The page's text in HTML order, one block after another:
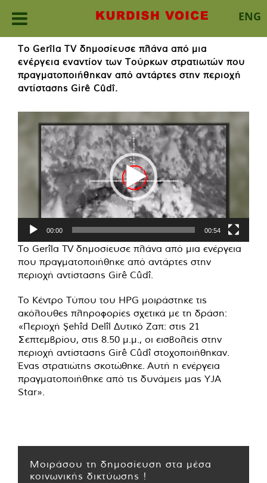
ENG
Skip
content
Το Gerîla TV δημοσίευσε πλάνα από μια
ενέργεια εναντίον των Τούρκων στρατιωτών που
πραγματοποιήθηκαν από αντάρτες στην περιοχή
αντίστασης Girê Cûdî.
Αναπαραγωγής
Βίντεο
00:00 00:54
Το Gerîla TV δημοσίευσε πλάνα από μια ενέργεια
που πραγματοποιήθηκε από αντάρτες στην
περιοχή αντίστασης Girê Cûdî.
Το Κέντρο Τύπου του HPG μοιράστηκε τις
ακόλουθες πληροφορίες σχετικά με τη δράση:
«Περιοχή Şehîd Delîl Δυτικό Ζαπ: στις 21
Σεπτεμβρίου, στις 8.50 μ.μ., οι εισβολείς στην
περιοχή αντίστασης Girê Cûdî στοχοποιήθηκαν.
Ένας στρατιώτης σκοτώθηκε. Αυτή η ενέργεια
πραγματοποιήθηκε από τις δυνάμεις μας YJA
Star».
Μοιράσου τη δημοσίευση στα μέσα
κοινωνικής δικτύωσης !